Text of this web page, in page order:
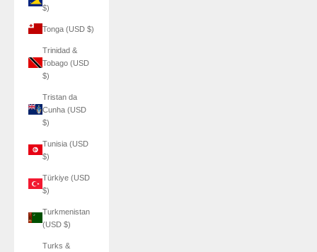
$)
Tonga (USD $)
Trinidad &
Tobago (USD
$)
Tristan da
Cunha (USD
$)
Tunisia (USD
$)
Türkiye (USD
$)
Turkmenistan
(USD $)
Turks &